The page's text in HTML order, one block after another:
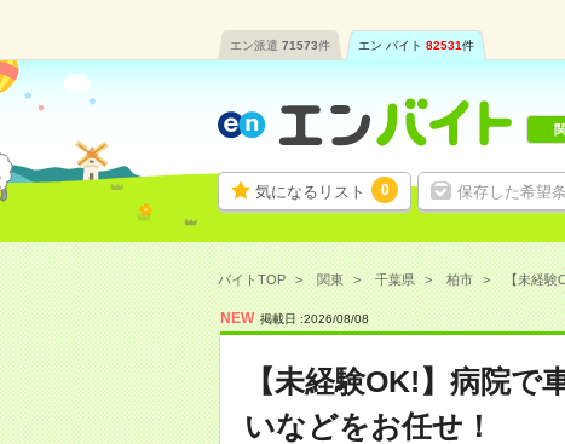
エン派遣 71573件 エン バイト 82531件
気になるリスト 0 保存した希望
バイトTOP 関東 千葉県 柏市 【未経験
NEW 掲載日 :2026/08/08
【未経験OK!】病院
いなどをお任せ！